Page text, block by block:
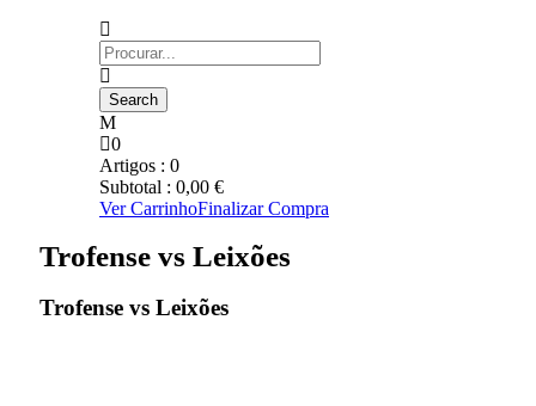
0
Artigos : 0
Subtotal : 0,00 €
Ver CarrinhoFinalizar Compra
Trofense vs Leixões
Trofense vs Leixões